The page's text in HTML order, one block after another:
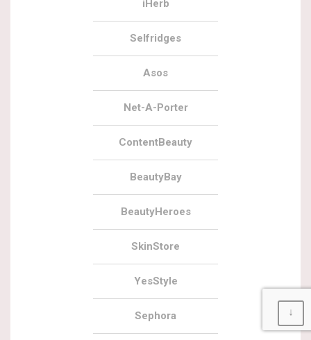
iHerb
Selfridges
Asos
Net-A-Porter
ContentBeauty
BeautyBay
BeautyHeroes
SkinStore
YesStyle
Sephora ↓